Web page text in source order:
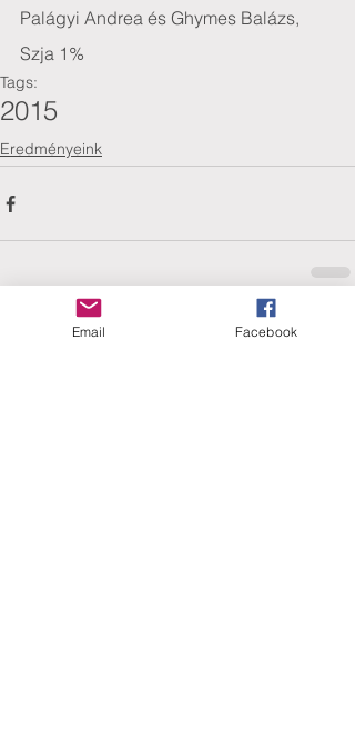
Palágyi Andrea és Ghymes Balázs,
Szja 1%
Tags:
2015
Eredményeink
Email Facebook